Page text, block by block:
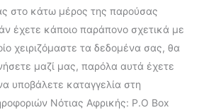
στο κάτω μέρος της παρούσας
έχετε κάποιο παράπονο σχετικά με
χειριζόμαστε τα δεδομένα σας, θα
μαζί μας, παρόλα αυτά έχετε
υποβάλετε καταγγελία στη
Νότιας Αφρικής: P.O Box